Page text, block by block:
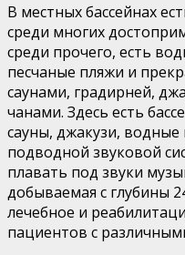
В местных бассейнах
среди многих
среди прочего, есть
песчаные пляжи и
саунами, градирней,
чанами. Здесь есть
сауны, джакузи, водные
подводной звуковой
плавать под звуки
добываемая с глубины
лечебное и
пациентов с